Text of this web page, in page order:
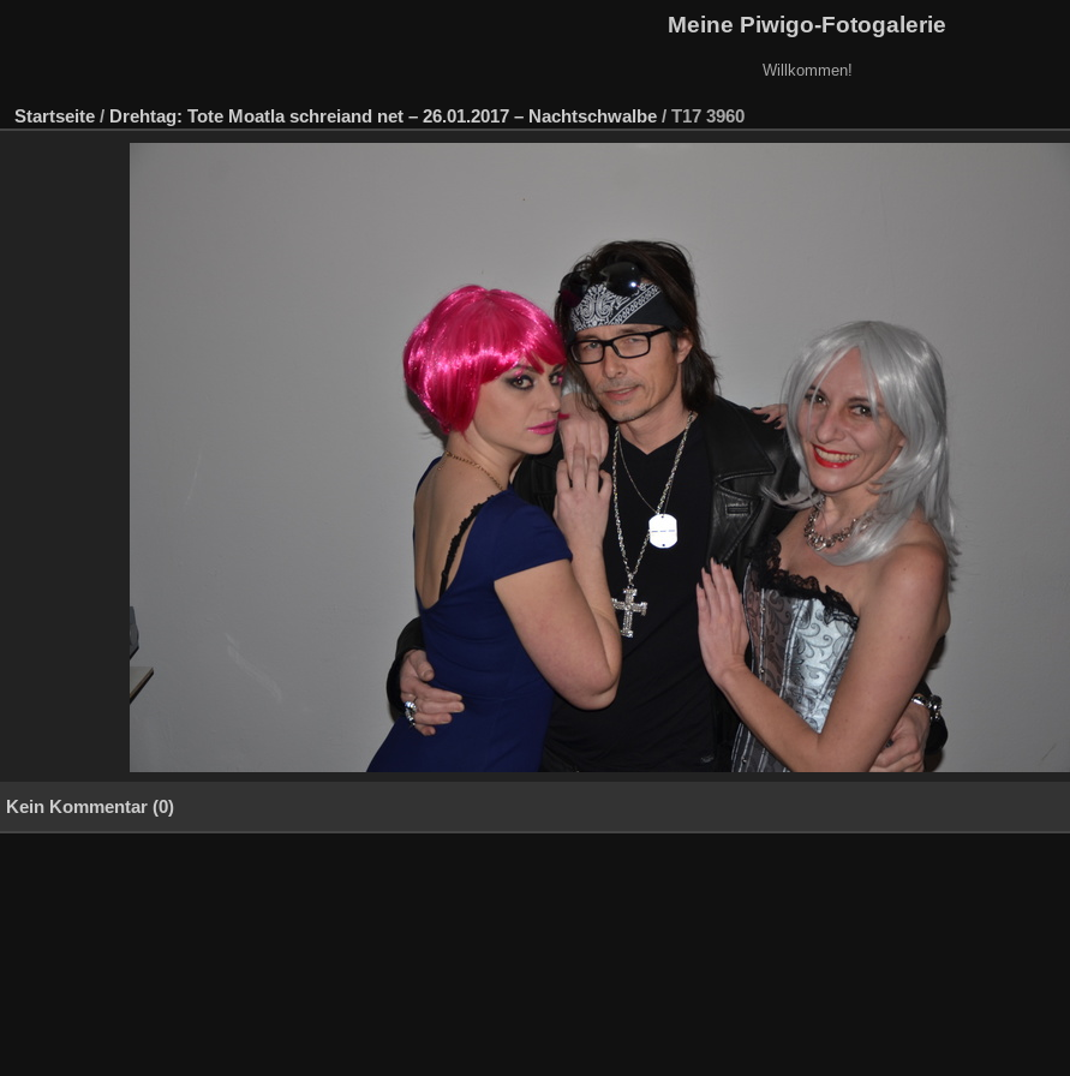
Meine Piwigo-Fotogalerie
Willkommen!
Startseite / Drehtag: Tote Moatla schreiand net – 26.01.2017 – Nachtschwalbe / T17 3960
Kein Kommentar (0)